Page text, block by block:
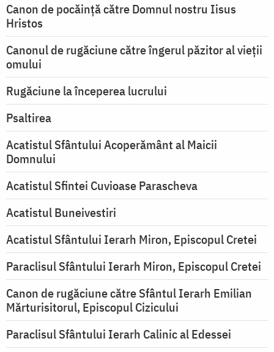
Canon de pocăință către Domnul nostru Iisus
Hristos
Canonul de rugăciune către îngerul păzitor al vieții
omului
Rugăciune la începerea lucrului
Psaltirea
Acatistul Sfântului Acoperământ al Maicii
Domnului
Acatistul Sfintei Cuvioase Parascheva
Acatistul Buneivestiri
Acatistul Sfântului Ierarh Miron, Episcopul Cretei
Paraclisul Sfântului Ierarh Miron, Episcopul Cretei
Canon de rugăciune către Sfântul Ierarh Emilian
Mărturisitorul, Episcopul Cizicului
Paraclisul Sfântului Ierarh Calinic al Edessei